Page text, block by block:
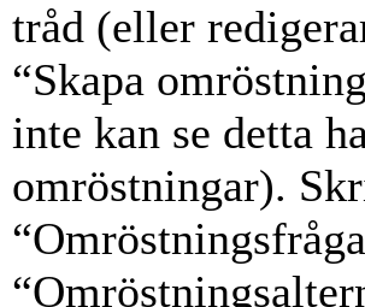
tråd (eller
“Skapa
inte kan se detta
omröstningar).